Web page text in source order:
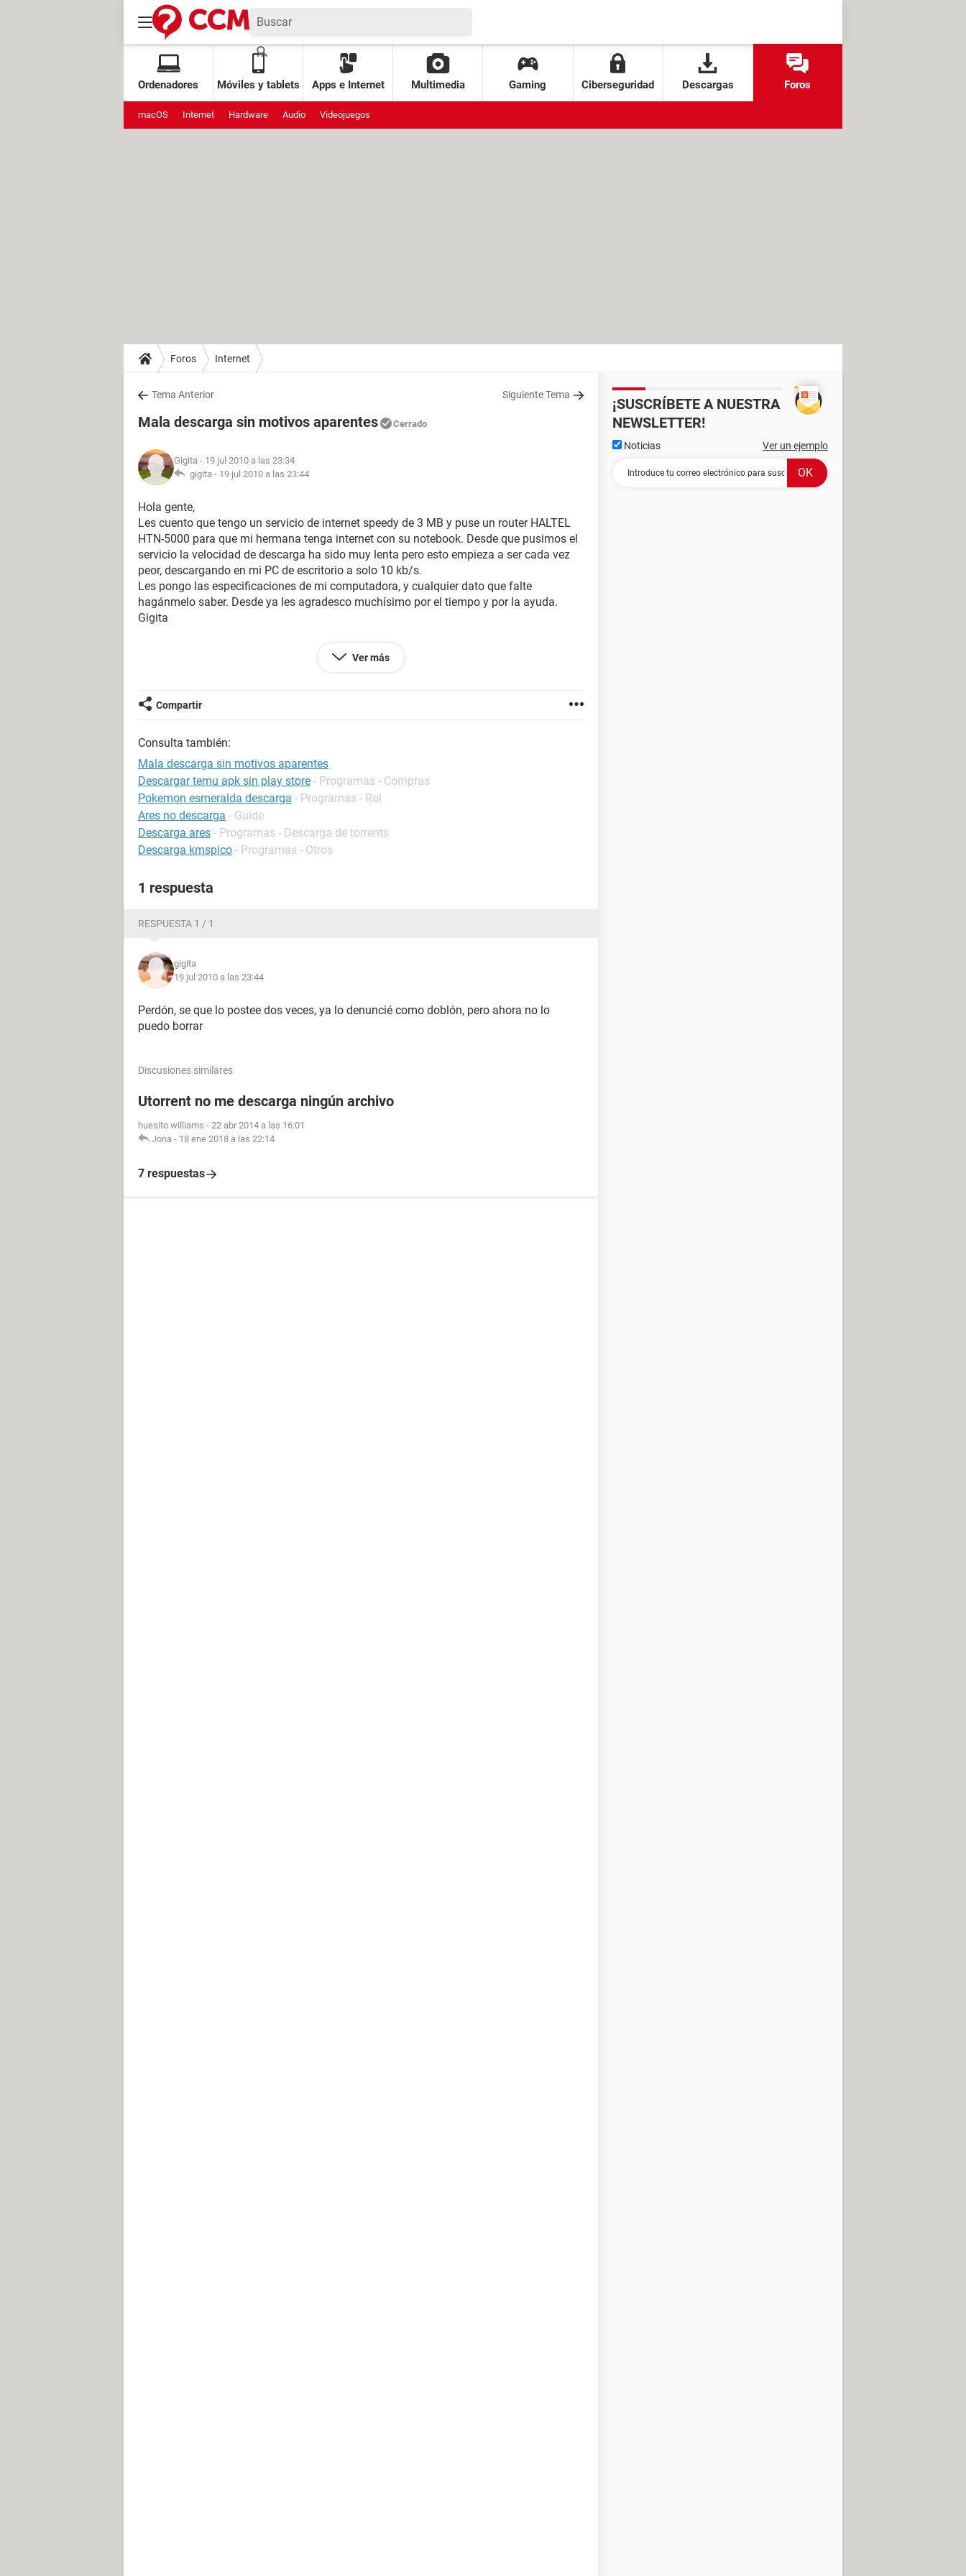
Ordenadores Móviles y tablets Apps e Internet Multimedia Gaming Ciberseguridad Descargas Foros
macOS Internet Hardware Audio Videojuegos
Foros Internet
Tema Anterior Siguiente Tema
Mala descarga sin motivos aparentes Cerrado
Gigita - 19 jul 2010 a las 23:34
gigita - 19 jul 2010 a las 23:44
Hola gente,
Les cuento que tengo un servicio de internet speedy de 3 MB y puse un router HALTEL
HTN-5000 para que mi hermana tenga internet con su notebook. Desde que pusimos el
servicio la velocidad de descarga ha sido muy lenta pero esto empieza a ser cada vez
peor, descargando en mi PC de escritorio a solo 10 kb/s.
Les pongo las especificaciones de mi computadora, y cualquier dato que falte
hagánmelo saber. Desde ya les agradesco muchísimo por el tiempo y por la ayuda.
Gigita
Windows XP (sp2)
modem ZTE ZXDSL831 series [ethernet]
Ver más
Compartir
Consulta también:
Mala descarga sin motivos aparentes
Descargar temu apk sin play store - Programas - Compras
Pokemon esmeralda descarga - Programas - Rol
Ares no descarga - Guide
Descarga ares - Programas - Descarga de torrents
Descarga kmspico - Programas - Otros
1 respuesta
RESPUESTA 1 / 1
gigita
19 jul 2010 a las 23:44
Perdón, se que lo postee dos veces, ya lo denuncié como doblón, pero ahora no lo
puedo borrar
Discusiones similares
Utorrent no me descarga ningún archivo
huesito williams - 22 abr 2014 a las 16:01
Jona - 18 ene 2018 a las 22:14
7 respuestas
¡SUSCRÍBETE A NUESTRA
NEWSLETTER!
Noticias Ver un ejemplo